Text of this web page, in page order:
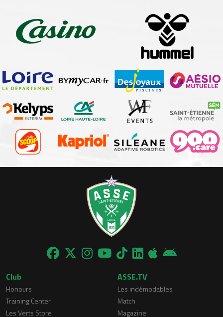
Club
Honours
Training Center
Les Verts Store
ASSE.TV
Les indémodables
Match
Magazine